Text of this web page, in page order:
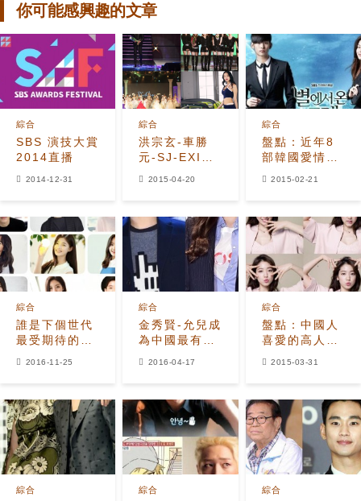
你可能感興趣的文章
SBS 演技大賞
2014直播
綜合
2014-12-31
洪宗玄-車勝
元-SJ-EXID
綜合
2015-04-20
盤點：近年8
部韓國愛情輕
綜合
2015-02-21
誰是下個世代
最受期待的演
綜合
2016-11-25
金秀賢-允兒成
為中國最有影
綜合
2016-04-17
盤點：中國人
喜愛的高人氣
綜合
2015-03-31
綜合 綜合 綜合